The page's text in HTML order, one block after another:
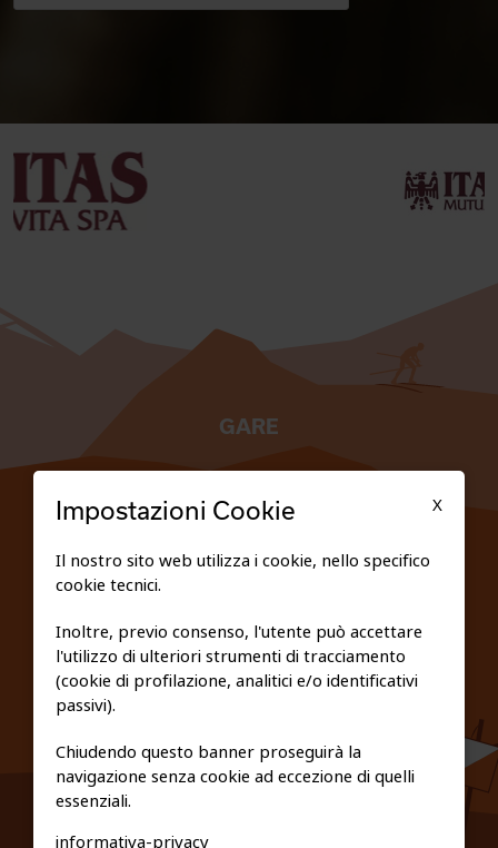
GARE
PRIVACY E COOKIE POLICY
X
Impostazioni Cookie
Il nostro sito web utilizza i cookie, nello specifico
cookie tecnici.
Inoltre, previo consenso, l'utente può accettare
l'utilizzo di ulteriori strumenti di tracciamento
(cookie di profilazione, analitici e/o identificativi
passivi).
Chiudendo questo banner proseguirà la
navigazione senza cookie ad eccezione di quelli
essenziali.
informativa-privacy